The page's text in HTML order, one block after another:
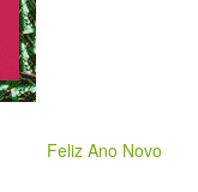
Feliz Ano Novo